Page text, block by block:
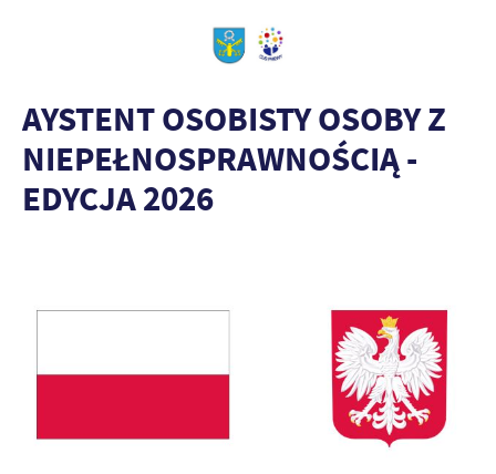
AYSTENT OSOBISTY OSOBY Z
NIEPEŁNOSPRAWNOŚCIĄ -
EDYCJA 2026